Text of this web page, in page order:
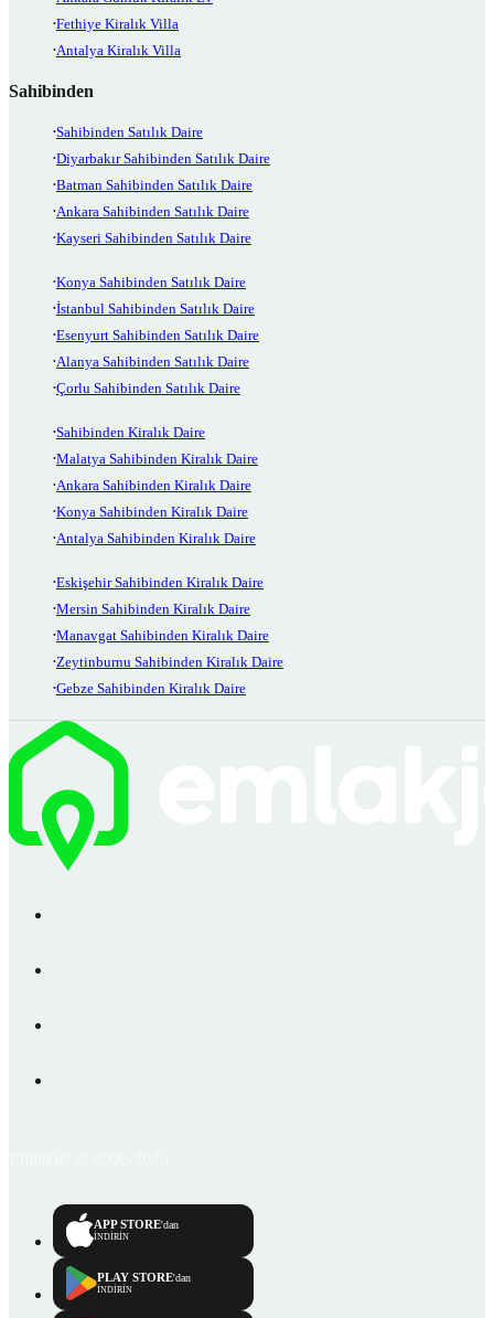
Fethiye Kiralık Villa
Antalya Kiralık Villa
Sahibinden
Sahibinden Satılık Daire
Diyarbakır Sahibinden Satılık Daire
Batman Sahibinden Satılık Daire
Ankara Sahibinden Satılık Daire
Kayseri Sahibinden Satılık Daire
Konya Sahibinden Satılık Daire
İstanbul Sahibinden Satılık Daire
Esenyurt Sahibinden Satılık Daire
Alanya Sahibinden Satılık Daire
Çorlu Sahibinden Satılık Daire
Sahibinden Kiralık Daire
Malatya Sahibinden Kiralık Daire
Ankara Sahibinden Kiralık Daire
Konya Sahibinden Kiralık Daire
Antalya Sahibinden Kiralık Daire
Eskişehir Sahibinden Kiralık Daire
Mersin Sahibinden Kiralık Daire
Manavgat Sahibinden Kiralık Daire
Zeytinburnu Sahibinden Kiralık Daire
Gebze Sahibinden Kiralık Daire
APP STORE'dan
İNDİRİN
PLAY STORE'dan
İNDİRİN